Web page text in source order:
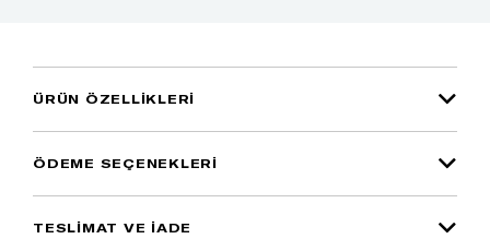
ÜRÜN ÖZELLIKLERI
ÖDEME SEÇENEKLERI
TESLİMAT VE İADE